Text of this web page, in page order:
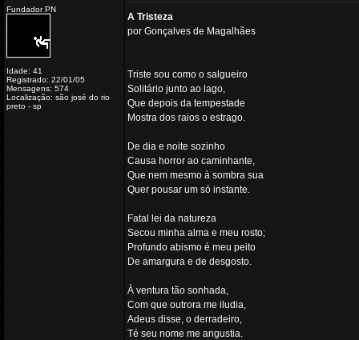
Fundador PN
Idade: 41
Registrado: 22/01/05
Mensagens: 574
Localização: são josé do rio
preto - sp
A Tristeza
por Gonçalves de Magalhães
Triste sou como o salgueiro
Solitário junto ao lago,
Que depois da tempestade
Mostra dos raios o estrago.
De dia e noite sozinho
Causa horror ao caminhante,
Que nem mesmo à sombra sua
Quer pousar um só instante.
Fatal lei da natureza
Secou minha alma e meu rosto;
Profundo abismo é meu peito
De amargura e de desgosto.
À ventura tão sonhada,
Com que outrora me iludia,
Adeus disse, o derradeiro,
Té seu nome me angustia.